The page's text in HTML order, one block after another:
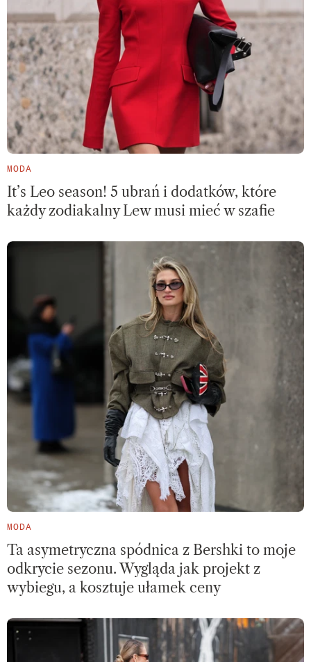
MODA
It’s Leo season! 5 ubrań i dodatków, które
każdy zodiakalny Lew musi mieć w szafie
MODA
Ta asymetryczna spódnica z Bershki to moje
odkrycie sezonu. Wygląda jak projekt z
wybiegu, a kosztuje ułamek ceny